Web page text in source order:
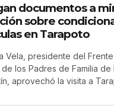
documentos a
sobre
en Tarapoto
Vela, presidente del
los Padres de Familia
aprovechó la visita a